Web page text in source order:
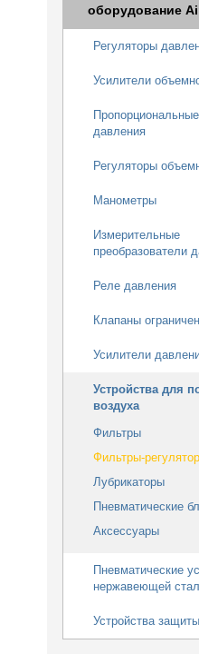
оборудование
Регуляторы
Усилители
давления
Регуляторы
Манометры
Измерительные
преобразователи
Реле давления
Клапаны
Усилители
Устройства для
воздуха
Фильтры
Фильтры-
Лубрикаторы
Пневматические
Аксессуары
Пневматические
нержавеющей
Устройства защиты